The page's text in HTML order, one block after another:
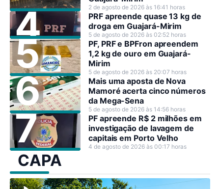
2 de agosto de 2026 às 16:41 horas
PRF apreende quase 13 kg de
droga em Guajará-Mirim
5 de agosto de 2026 às 02:52 horas
PF, PRF e BPFron apreendem
1,2 kg de ouro em Guajará-
Mirim
5 de agosto de 2026 às 20:07 horas
Mais uma aposta de Nova
Mamoré acerta cinco números
da Mega-Sena
5 de agosto de 2026 às 14:56 horas
PF apreende R$ 2 milhões em
investigação de lavagem de
capitais em Porto Velho
4 de agosto de 2026 às 00:17 horas
CAPA